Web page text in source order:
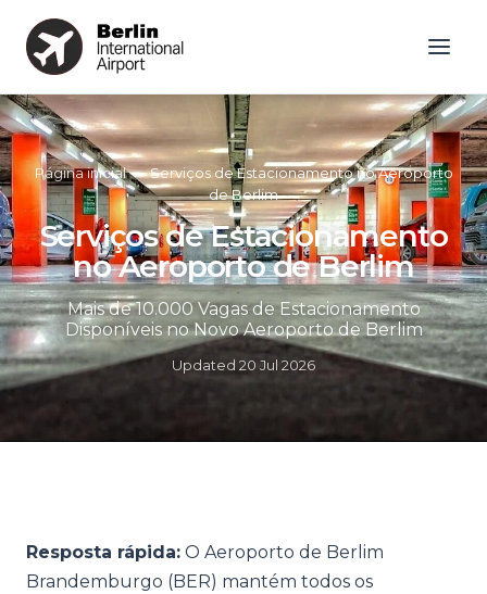
Página inicial » Serviços de Estacionamento no Aeroporto
de Berlim
Serviços de Estacionamento
no Aeroporto de Berlim
Mais de 10.000 Vagas de Estacionamento
Disponíveis no Novo Aeroporto de Berlim
Updated 20 Jul 2026
Resposta rápida: O Aeroporto de Berlim
Brandemburgo (BER) mantém todos os